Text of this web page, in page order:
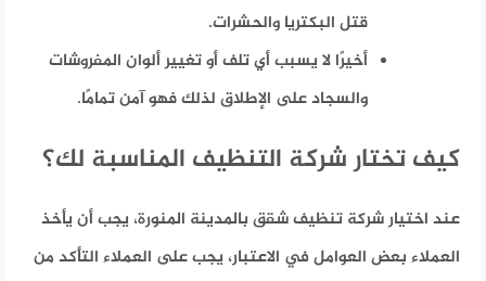
قتل البكتريا والحشرات.
أخيرًا لا يسبب أي تلف أو تغيير ألوان المفروشات
والسجاد على الإطلاق لذلك فهو آمن تمامًا.
كيف تختار شركة التنظيف المناسبة لك؟
عند اختيار شركة تنظيف شقق بالمدينة المنورة، يجب أن يأخذ
العملاء بعض العوامل في الاعتبار، يجب على العملاء التأكد من